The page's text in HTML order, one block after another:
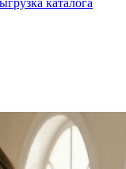
каталога